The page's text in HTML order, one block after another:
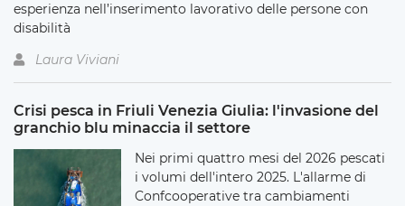
esperienza nell’inserimento lavorativo delle persone con
disabilità
Laura Viviani
Crisi pesca in Friuli Venezia Giulia: l'invasione del
granchio blu minaccia il settore
Nei primi quattro mesi del 2026 pescati
i volumi dell'intero 2025. L'allarme di
Confcooperative tra cambiamenti